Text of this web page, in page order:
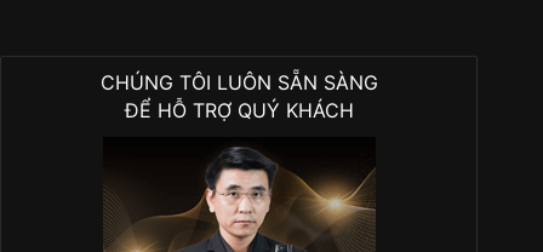
CHÚNG TÔI LUÔN SẴN SÀNG
ĐỂ HỖ TRỢ QUÝ KHÁCH